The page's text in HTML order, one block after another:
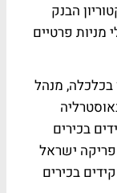
הבנק
מניות פרטיים
בכלכלה, מנהל
בכירים
ישראל
בכירים